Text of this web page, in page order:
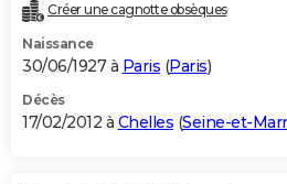
Créer une cagnotte obsèques
Naissance
30/06/1927 à Paris (Paris)
Décès
17/02/2012 à Chelles (Seine-et-